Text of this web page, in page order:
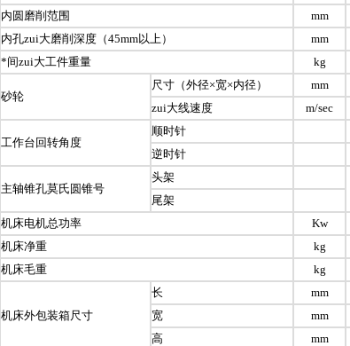
内圆磨削范围
mm
内孔zui大磨削深度（45mm以上）
mm
*间zui大工件重量
kg
砂轮
尺寸（外径×宽×内径） mm
zui大线速度
m/sec
工作台回转角度
顺时针
逆时针
主轴锥孔莫氏圆锥号
头架
尾架
机床电机总功率
Kw
机床净重
kg
机床毛重
kg
机床外包装箱尺寸
长 mm
宽
mm
高
mm